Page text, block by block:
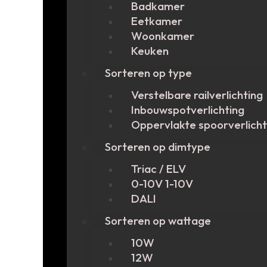
Badkamer
Eetkamer
Woonkamer
Keuken
Sorteren op type
Verstelbare railverlichting
Inbouwspotverlichting
Oppervlakte
Sorteren op dimtype
Triac / ELV
0-10V 1-10V
DALI
Sorteren op wattage
10W
12W